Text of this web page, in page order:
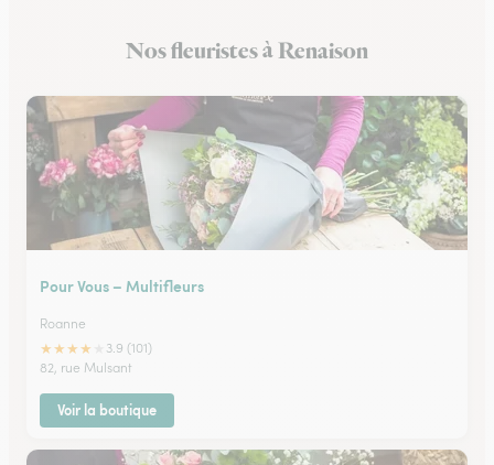
Fleuristes à BonsonNos fleuristes à Renaison
Pour Vous – Multifleurs
Roanne
★★★★
3.9 (101)
82, rue Mulsant
Voir la boutique